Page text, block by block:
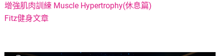
增強肌肉訓練 Muscle Hypertrophy(休息篇)
Fitz健身文章